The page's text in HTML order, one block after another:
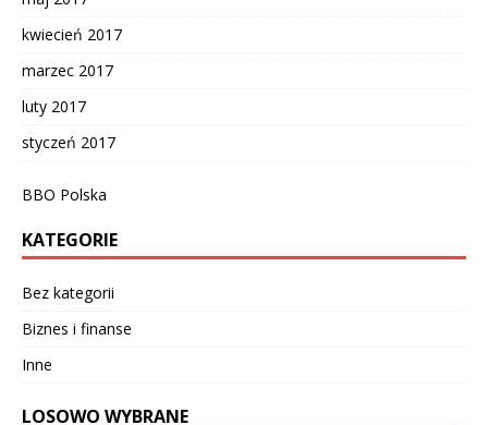
kwiecień 2017
marzec 2017
luty 2017
styczeń 2017
BBO Polska
KATEGORIE
Bez kategorii
Biznes i finanse
Inne
LOSOWO WYBRANE